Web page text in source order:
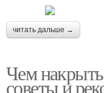
читать дальше →
Чем
советы и